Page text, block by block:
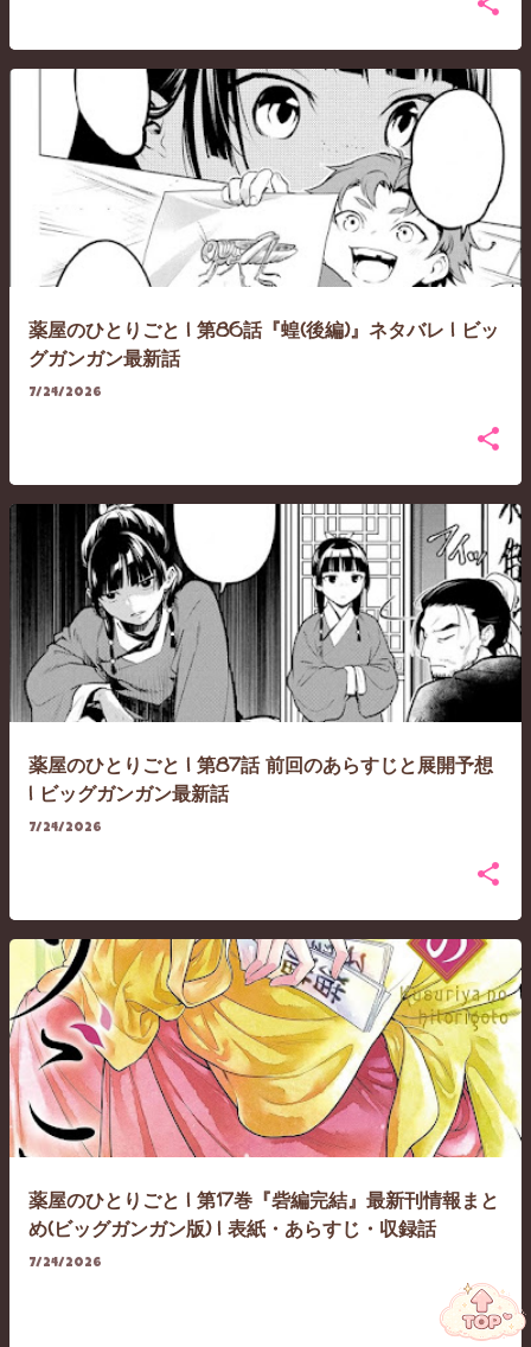
薬屋のひとりごと | 第86話『蝗(後編)』ネタバレ | ビッ
グガンガン最新話
7/24/2026
薬屋のひとりごと | 第87話 前回のあらすじと展開予想
| ビッグガンガン最新話
7/24/2026
薬屋のひとりごと | 第17巻『砦編完結』最新刊情報まと
め(ビッグガンガン版) | 表紙・あらすじ・収録話
7/24/2026